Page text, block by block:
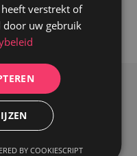
verstrekt of
door uw gebruik
BY COOKIESCRIPT